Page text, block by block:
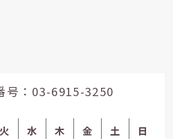
： 03-6915-3250
火 水 木 金 土 日